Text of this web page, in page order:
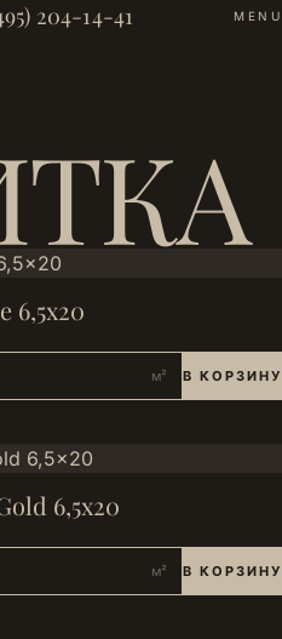
204-14-41
MENU
6,5x20
м² В КОРЗИНУ
6,5x20
м² В КОРЗИНУ